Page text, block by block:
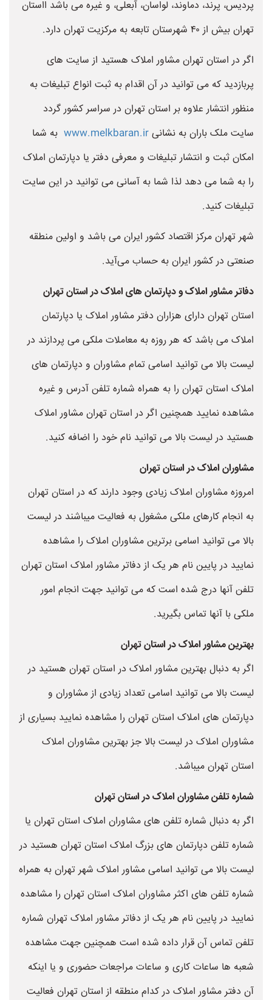
پردیس، پرند، دماوند، لواسان، آبعلی، و غیره می باشد ااستان
تهران بیش از ۴۰ شهرستان تابعه به مرکزیت تهران دارد.
اگر در استان تهران مشاور املاک هستید از سایت های
پربازدید که می توانید در آن اقدام به ثبت انواع تبلیغات به
منظور انتشار علاوه بر استان تهران در سراسر کشور گردد
سایت ملک باران به نشانی www.melkbaran.ir به شما
امکان ثبت و انتشار تبلیغات و معرفی دفتر یا دپارتمان املاک
را به شما می دهد لذا شما به آسانی می توانید در این سایت
تبلیغات کنید.
شهر تهران مرکز اقتصاد کشور ایران می باشد و اولین منطقه
صنعتی در کشور ایران به حساب می‌آید.
دفاتر مشاور املاک و دپارتمان های املاک در استان تهران
استان تهران دارای هزاران دفتر مشاور املاک یا دپارتمان
املاک می باشد که هر روزه به معاملات ملکی می پردازند در
لیست بالا می توانید اسامی تمام مشاوران و دپارتمان های
املاک استان تهران را به همراه شماره تلفن آدرس و غیره
مشاهده نمایید همچنین اگر در استان تهران مشاور املاک
هستید در لیست بالا می توانید نام خود را اضافه کنید.
مشاوران املاک در استان تهران
امروزه مشاوران املاک زیادی وجود دارند که در استان تهران
به انجام کارهای ملکی مشغول به فعالیت میباشند در لیست
بالا می توانید اسامی برترین مشاوران املاک را مشاهده
نمایید در پایین نام هر یک از دفاتر مشاور املاک استان تهران
تلفن آنها درج شده است که می توانید جهت انجام امور
ملکی با آنها تماس بگیرید.
بهترین مشاور املاک در استان تهران
اگر به دنبال بهترین مشاور املاک در استان تهران هستید در
لیست بالا می توانید اسامی تعداد زیادی از مشاوران و
دپارتمان های املاک استان تهران را مشاهده نمایید بسیاری از
مشاوران املاک در لیست بالا جز بهترین مشاوران املاک
استان تهران میباشد.
شماره تلفن مشاوران املاک در استان تهران
اگر به دنبال شماره تلفن های مشاوران املاک استان تهران یا
شماره تلفن دپارتمان های بزرگ املاک استان تهران هستید در
لیست بالا می توانید اسامی مشاور املاک شهر تهران به همراه
شماره تلفن های اکثر مشاوران املاک استان تهران را مشاهده
نمایید در پایین نام هر یک از دفاتر مشاور املاک تهران شماره
تلفن تماس آن قرار داده شده است همچنین جهت مشاهده
شعبه ها ساعات کاری و ساعات مراجعات حضوری و یا اینکه
آن دفتر مشاور املاک در کدام منطقه از استان تهران فعالیت